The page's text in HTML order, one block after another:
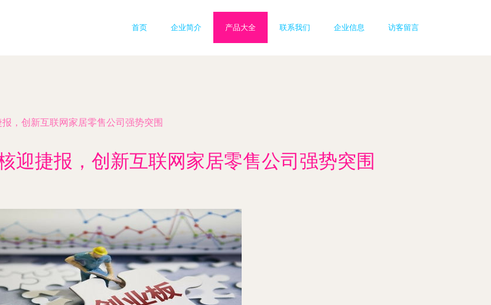
首页 企业简介 产品大全 联系我们 企业信息 访客留言
，创新互联网家居零售公司强势突围
迎捷报，创新互联网家居零售公司强势突围